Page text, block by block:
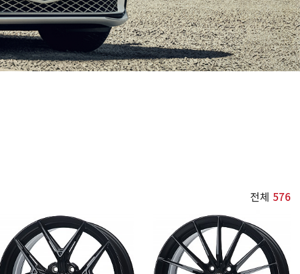
전체 576